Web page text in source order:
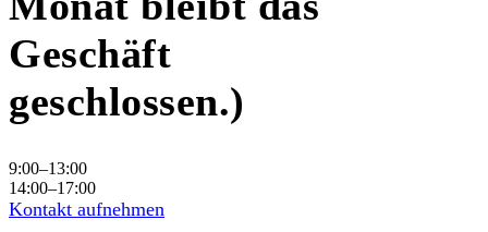
Geschäft
geschlossen.)
9:00–13:00
14:00–17:00
Kontakt aufnehmen